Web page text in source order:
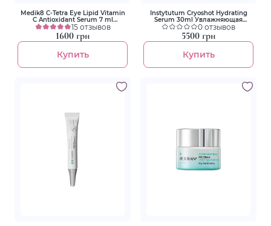
Medik8 C-Tetra Eye Lipid Vitamin
C Antioxidant Serum 7 ml
Антиоксидантная
антивозрастная освещающая
сыворотка вокруг глаз
15 отзывов
1600 грн
Купить
Instytutum Cryoshot Hydrating
Serum 30ml Увлажняющая
сыворотка0 отзывов
5500 грн
Купить